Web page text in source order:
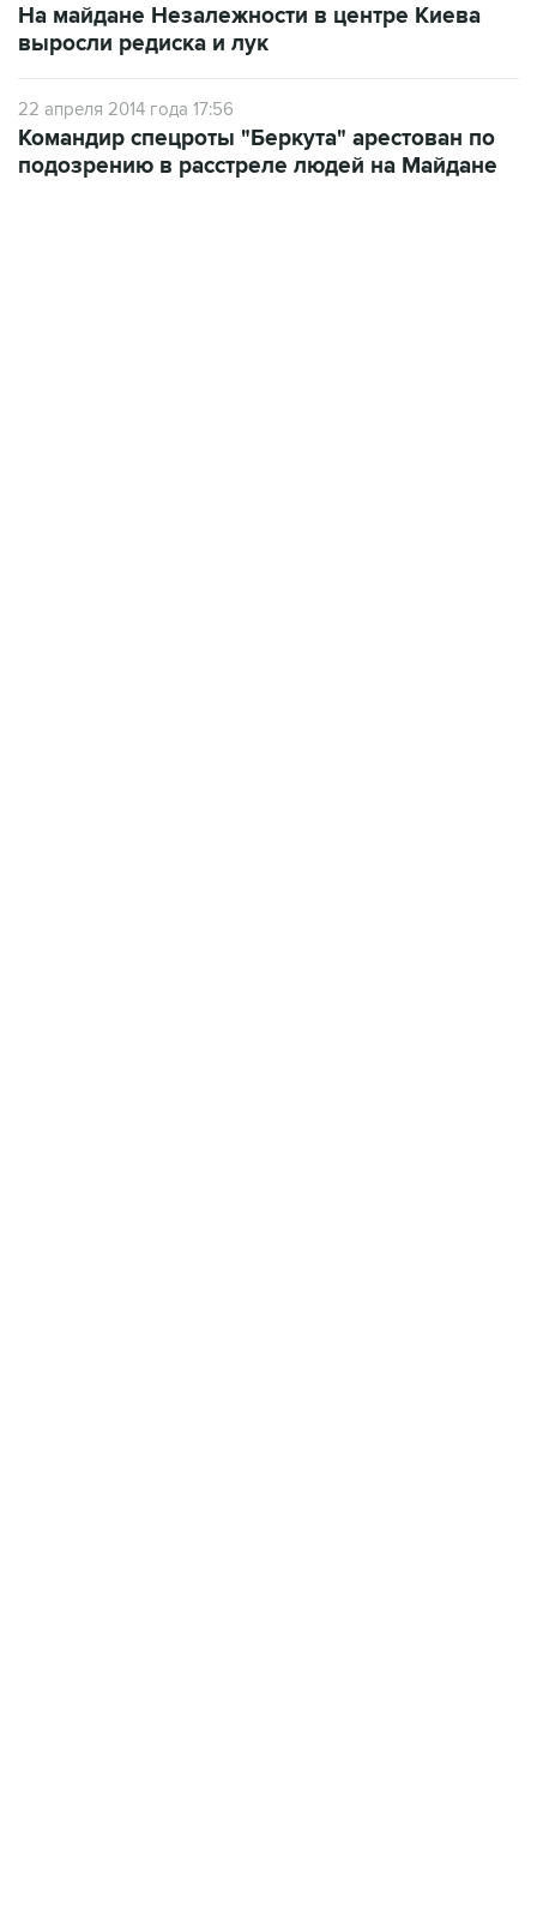
На майдане Незалежности в центре Киева
выросли редиска и лук
22 апреля 2014 года 17:56
Командир спецроты "Беркута" арестован по
подозрению в расстреле людей на Майдане